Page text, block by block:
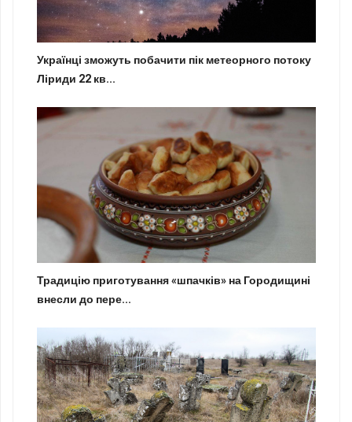
Українці зможуть побачити пік метеорного потоку
Ліриди 22 кв...
Традицію приготування «шпачків» на Городищині
внесли до пере...